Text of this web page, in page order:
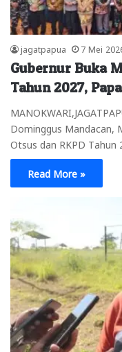
jagatpapua 7 Mei
Gubernur Buka
Tahun 2027,
Dominggus Mandacan,
Otsus dan RKPD Tahun
Read More »